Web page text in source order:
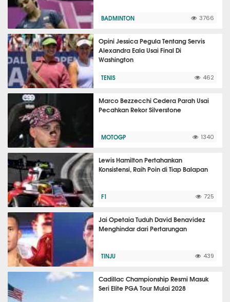
BADMINTON 3766
Opini Jessica Pegula Tentang Servis
Alexandra Eala Usai Final Di
Washington
TENIS 462
Marco Bezzecchi Cedera Parah Usai
Pecahkan Rekor Silverstone
MOTOGP 1340
Lewis Hamilton Pertahankan
Konsistensi, Raih Poin di Tiap Balapan
F1 725
Jai Opetaia Tuduh David Benavidez
Menghindar dari Pertarungan
TINJU 439
Cadillac Championship Resmi Masuk
Seri Elite PGA Tour Mulai 2028